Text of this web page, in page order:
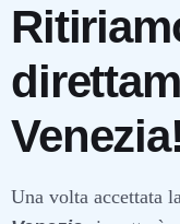
Venezia!
Una volta accettata